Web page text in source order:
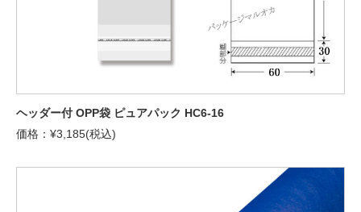
ヘッダー付 OPP袋 ピュアパック HC6-16
価格：¥3,185(税込)